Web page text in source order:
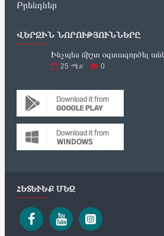
Բրենդներ
ՎԵՐՋԻՆ ՆՈՐՈՒԹՅՈՒՆՆԵՐԸ
Ինչպես ճիշտ օգտագործել
25 ሜይ 0
ՀԵՏԵՒԵՔ ՄԵԶ